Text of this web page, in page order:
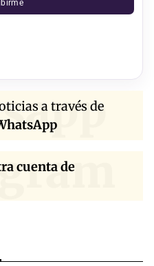
a través de
cuenta de